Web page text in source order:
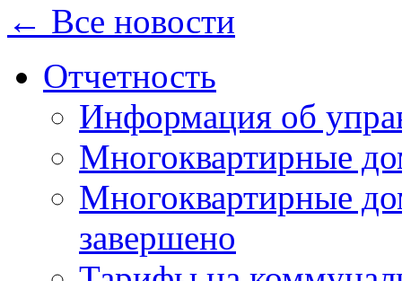
← Все новости
Отчетность
Информация об
Многоквартирные
Многоквартирные
завершено